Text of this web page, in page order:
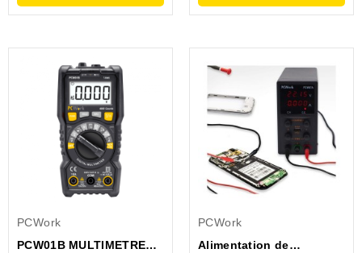
PCWork
PCW01B MULTIMETRE
PCWork
Alimentation de